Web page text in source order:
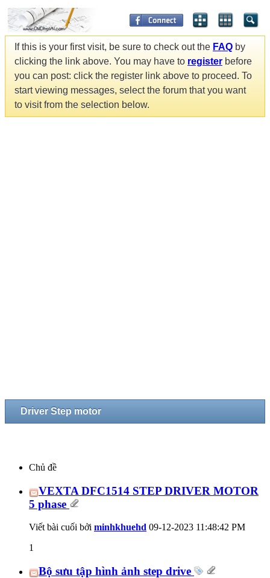
If this is your first visit, be sure to check out the FAQ by
clicking the link above. You may have to register before
you can post: click the register link above to proceed. To
start viewing messages, select the forum that you want
to visit from the selection below.
Driver Step motor
Chủ đề
VEXTA DFC1514 STEP DRIVER MOTOR
5 phase
Viết bài cuối bởi minhkhuehd 09-12-2023 11:48:42 PM
1
Bộ sưu tập hình ảnh step drive